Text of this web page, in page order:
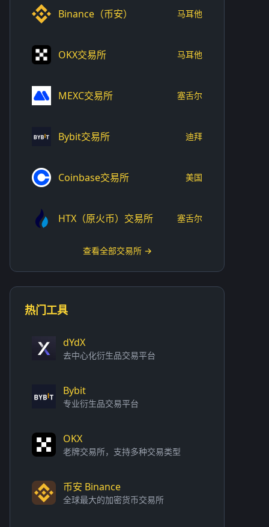
Binance（币安） 马耳他
OKX交易所 马耳他
MEXC交易所 塞舌尔
Bybit交易所 迪拜
Coinbase交易所 美国
HTX（原火币）交易所 塞舌尔
查看全部交易所 →
热门工具
dYdX
去中心化衍生品交易平台
Bybit
专业衍生品交易平台
OKX
老牌交易所，支持多种交易类型
币安 Binance
全球最大的加密货币交易所